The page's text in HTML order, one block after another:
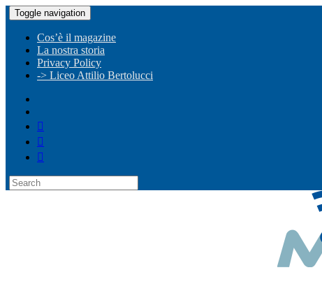
Toggle navigation
Cos’è il magazine
La nostra storia
Privacy Policy
-> Liceo Attilio Bertolucci